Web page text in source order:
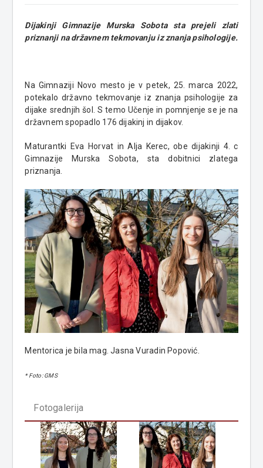
Dijakinji Gimnazije Murska Sobota sta prejeli zlati
priznanji na državnem tekmovanju iz znanja psihologije.
Na Gimnaziji Novo mesto je v petek, 25. marca 2022,
potekalo državno tekmovanje iz znanja psihologije za
dijake srednjih šol. S temo Učenje in pomnjenje se je na
državnem spopadlo 176 dijakinj in dijakov.
Maturantki Eva Horvat in Alja Kerec, obe dijakinji 4. c
Gimnazije Murska Sobota, sta dobitnici zlatega
priznanja.
Mentorica je bila mag. Jasna Vuradin Popović.
* Foto: GMS
Fotogalerija